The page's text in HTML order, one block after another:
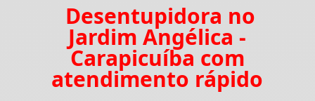
Desentupidora no
Jardim Angélica -
Carapicuíba com
atendimento rápido